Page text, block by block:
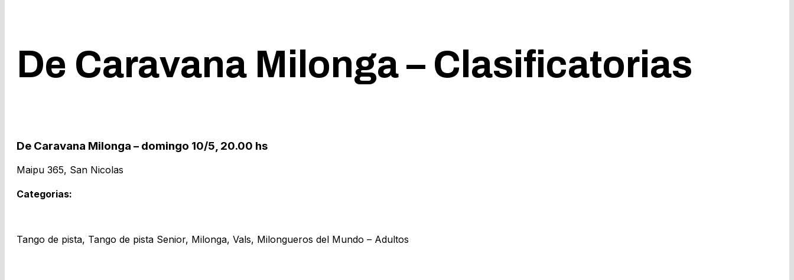
De Caravana Milonga – Clasificatorias
De Caravana Milonga – domingo 10/5, 20.00 hs
Maipu 365, San Nicolas
Categorias:
Tango de pista, Tango de pista Senior, Milonga, Vals, Milongueros del Mundo – Adultos